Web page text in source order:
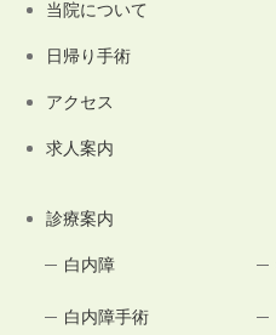
当院について
日帰り手術
アクセス
求人案内
診療案内
白内障
白内障手術